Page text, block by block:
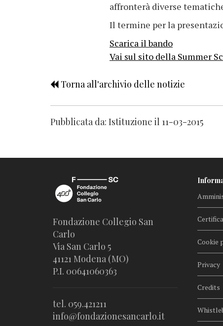
affronterà diverse
Il termine per la
Scarica il bando
Vai sul sito della Summer
Torna all'archivio delle notizie
Pubblicata da: Istituzione il 11-03-2015
Fondazione Collegio San
Carlo
Via San Carlo 5
41121 Modena (MO)
P.I. 00641060363
tel. 059.421211
info@fondazionesancarlo.it
Cookie
Privacy
Credits